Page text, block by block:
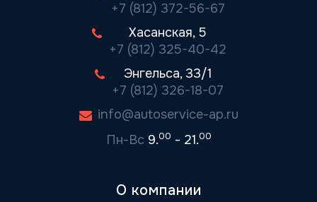
+7 (812) 372-56-67
Хасанская, 5
+7 (812) 325-40-42
Энгельса, 33/1
+7 (812) 326-18-07
info@autoservice-ap.ru
Пн-Вс 9.00 - 21.00
О компании